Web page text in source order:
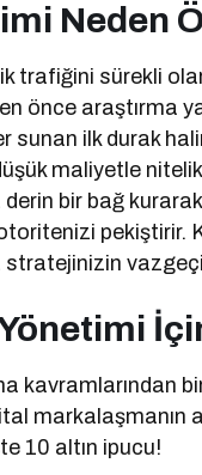
Neden
trafiğini sürekli
önce araştırma
sunan ilk durak
maliyetle
bir bağ
pekiştirir.
kavramlarından
markalaşmanın
10 altın ipucu!